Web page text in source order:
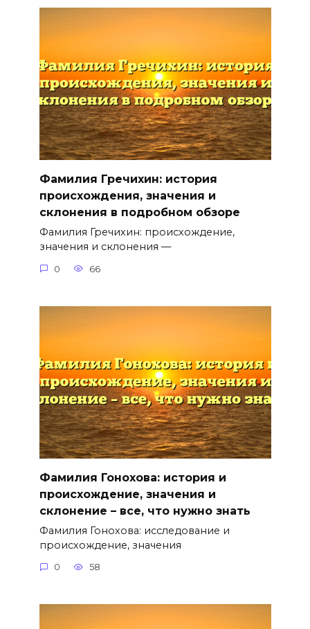
Фамилия Гречихин: история
происхождения, значения и
склонения в подробном обзоре
Фамилия Гречихин: происхождение,
значения и склонения —
0 66
Фамилия Гонохова: история и
происхождение, значения и
склонение – все, что нужно знать
Фамилия Гонохова: исследование и
происхождение, значения
0 58